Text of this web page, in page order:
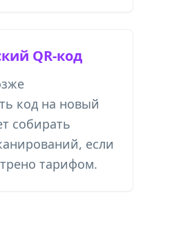
QR-код
код на новый
собирать
если
тарифом.